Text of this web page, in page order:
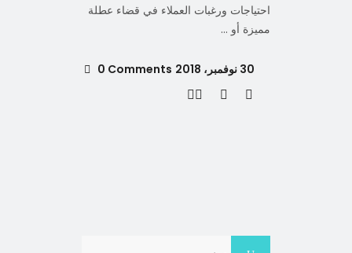
احتياجات ورغبات العملاء في قضاء عطلة
مميزة أو
30 نوفمبر، 2018 0 Comments